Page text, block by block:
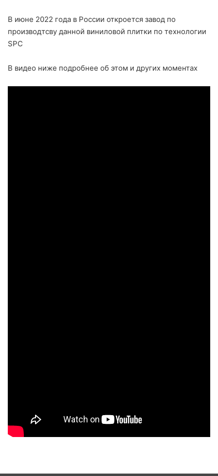
В июне 2022 года в России откроется завод по
производтсву данной виниловой плитки по технологии
SPC
В видео ниже подробнее об этом и других моментах